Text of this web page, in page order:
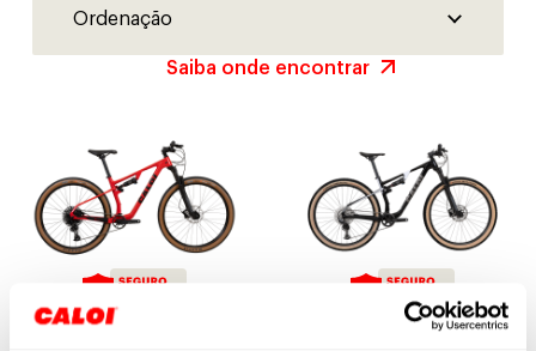
Saiba onde encontrar
Elite Carbon FS